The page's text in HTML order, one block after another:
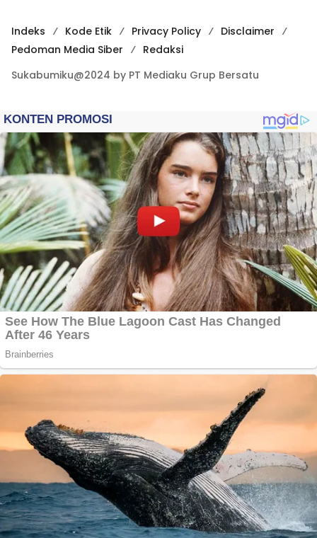
Indeks Kode Etik Privacy Policy
Disclaimer
Pedoman Media Siber
Redaksi
Sukabumiku@2024 by PT Mediaku Grup Bersatu